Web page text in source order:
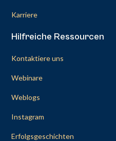
Karriere
Hilfreiche Ressourcen
Kontaktiere uns
Webinare
Weblogs
Instagram
Erfolgsgeschichten